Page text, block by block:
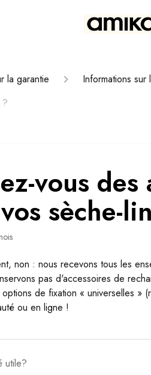
la garantie
Informations sur
vous des
sèche-
non : nous recevons tous les
pas d'accessoires de
de fixation « universelles »
ou en ligne !
utile?